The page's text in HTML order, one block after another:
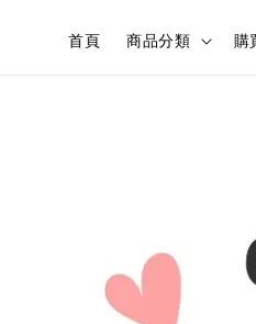
首頁 商品分類 購